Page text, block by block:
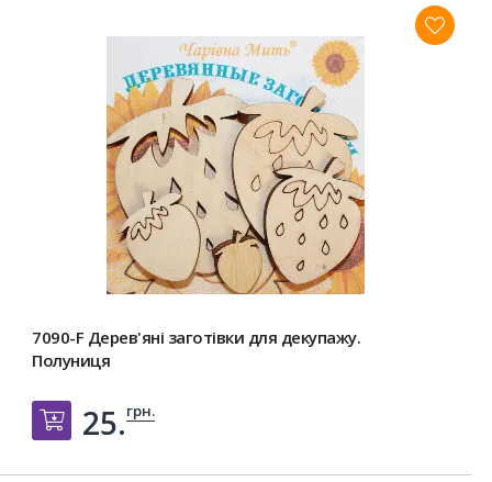
7090-F Дерев'яні заготівки для декупажу.
Полуниця
Добавить в корзину
25.грн.